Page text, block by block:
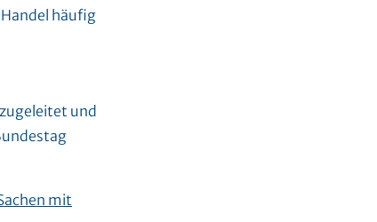
häufig
und
mit